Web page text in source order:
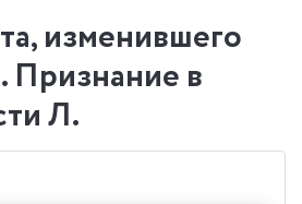
изменившего
Признание в
Л.